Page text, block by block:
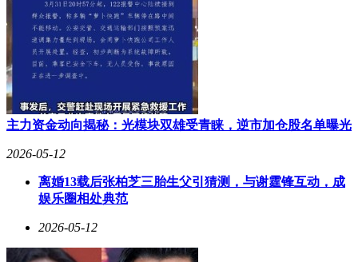
主力资金动向揭秘：光模块双雄受青睐，逆市加仓股名单曝光
2026-05-12
离婚13载后张柏芝三胎生父引猜测，与谢霆锋互动，成
娱乐圈相处典范
2026-05-12